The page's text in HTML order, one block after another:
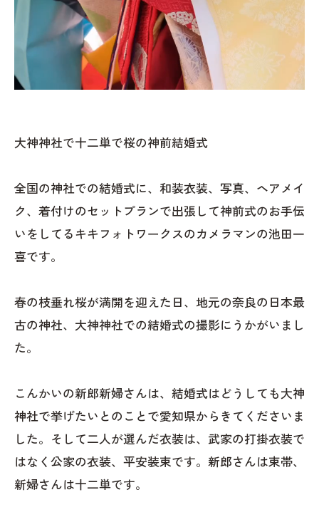
大神神社で十二単で桜の神前結婚式
全国の神社での結婚式に、和装衣装、写真、ヘアメイ
ク、着付けのセットプランで出張して神前式のお手伝
いをしてるキキフォトワークスのカメラマンの池田一
喜です。
春の枝垂れ桜が満開を迎えた日、地元の奈良の日本最
古の神社、大神神社での結婚式の撮影にうかがいまし
た。
こんかいの新郎新婦さんは、結婚式はどうしても大神
神社で挙げたいとのことで愛知県からきてくださいま
した。そして二人が選んだ衣装は、武家の打掛衣装で
はなく公家の衣装、平安装束です。新郎さんは束帯、
新婦さんは十二単です。